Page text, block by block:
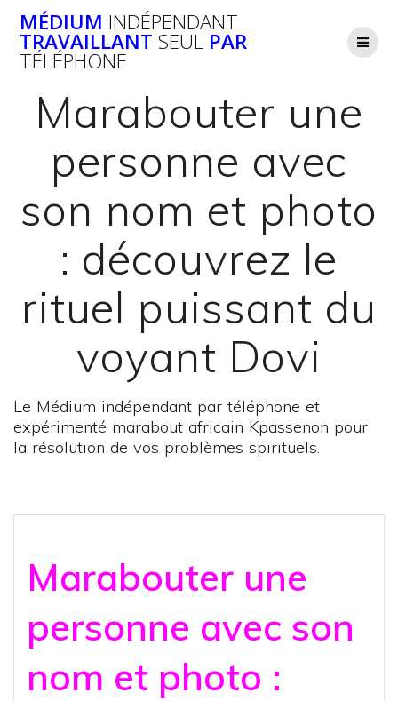
au
contenu
MÉDIUM INDÉPENDANT
TRAVAILLANT SEUL PAR
TÉLÉPHONE
Marabouter une
personne avec
son nom et photo
: découvrez le
rituel puissant du
voyant Dovi
Le Médium indépendant par téléphone et
expérimenté marabout africain Kpassenon pour
la résolution de vos problèmes spirituels.
Marabouter une
personne avec son
nom et photo :